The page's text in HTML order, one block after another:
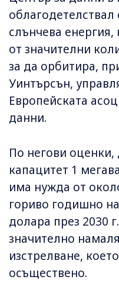
облагодетелствал
слънчева
от значителни
за да орбитира,
Уинтърсън,
Европейската
данни.
По негови
капацитет 1
има нужда от
гориво годишно
долара през 2030
значително
изстрелване,
осъществено.